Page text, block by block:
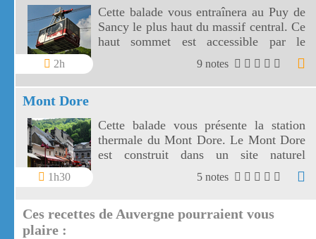
2h
Cette balade vous entraînera au Puy de
Sancy le plus haut du massif central. Ce
haut sommet est accessible par le
téléphérique du Sancy.
9 notes
Mont Dore
1h30
Cette balade vous présente la station
thermale du Mont Dore. Le Mont Dore
est construit dans un site naturel
5 notes
Ces recettes de Auvergne pourraient vous
plaire :